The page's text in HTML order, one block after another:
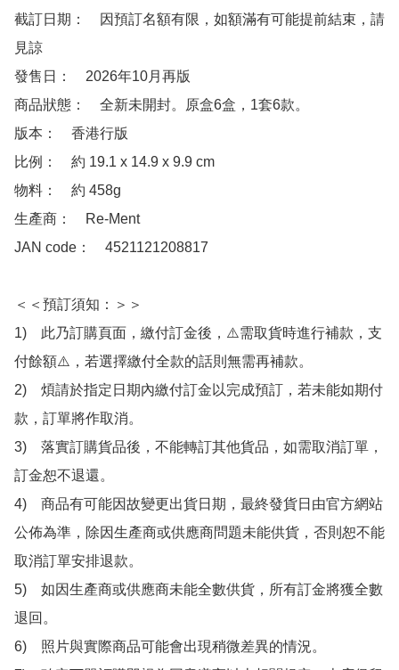
截訂日期：　因預訂名額有限，如額滿有可能提前結束，請
見諒
發售日：　2026年10月再版
商品狀態：　全新未開封。原盒6盒，1套6款。
版本：　香港行版
比例：　約 19.1 x 14.9 x 9.9 cm
物料：　約 458g
生產商：　Re-Ment
JAN code：　4521121208817
＜＜預訂須知：＞＞
1)　此乃訂購頁面，繳付訂金後，⚠️需取貨時進行補款，支
付餘額⚠️，若選擇繳付全款的話則無需再補款。
2)　煩請於指定日期內繳付訂金以完成預訂，若未能如期付
款，訂單將作取消。
3)　落實訂購貨品後，不能轉訂其他貨品，如需取消訂單，
訂金恕不退還。
4)　商品有可能因故變更出貨日期，最終發貨日由官方網站
公佈為準，除因生產商或供應商問題未能供貨，否則恕不能
取消訂單安排退款。
5)　如因生產商或供應商未能全數供貨，所有訂金將獲全數
退回。
6)　照片與實際商品可能會出現稍微差異的情況。